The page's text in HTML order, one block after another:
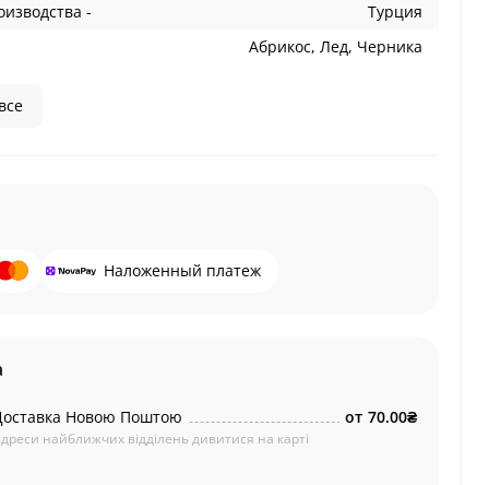
-
Турция
Абрикос, Лед, Черника
Наложенный платеж
Новою Поштою
найближчих відділень дивитися на карті
от 70.00₴